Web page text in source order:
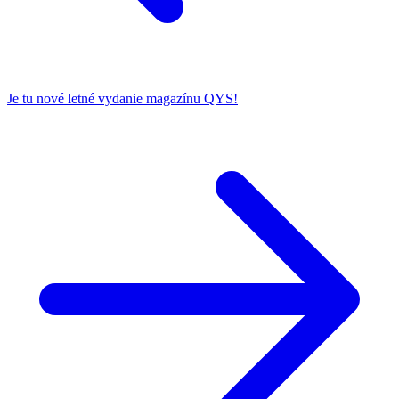
Je tu nové letné vydanie magazínu QYS!